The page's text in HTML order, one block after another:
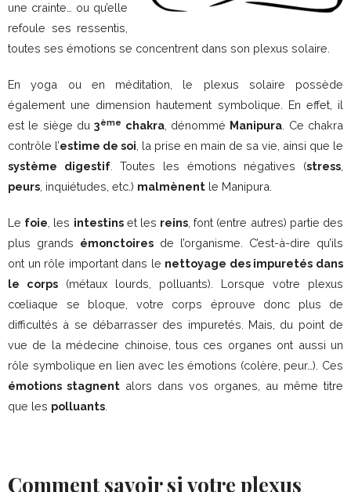
une crainte… ou qu’elle
refoule ses ressentis,
toutes ses émotions se concentrent dans son plexus solaire.
En yoga ou en méditation, le plexus solaire possède
également une dimension hautement symbolique. En effet, il
est le siège du3ème chakra, dénommé Manipura. Ce chakra
contrôle l’estime de soi, la prise en main de sa vie, ainsi que le
système digestif. Toutes les émotions négatives (stress,
peurs, inquiétudes, etc.) malmènent le Manipura.
Le foie, les intestinset les reins, font (entre autres) partie des
plus grands émonctoires de l’organisme. C’est-à-dire qu’ils
ont un rôle important dans le nettoyage des impuretés dans
le corps (métaux lourds, polluants). Lorsque votre plexus
cœliaque se bloque, votre corps éprouve donc plus de
difficultés à se débarrasser des impuretés. Mais, du point de
vue de la médecine chinoise, tous ces organes ont aussi un
rôle symbolique en lien avec les émotions (colère, peur…). Ces
émotions stagnent alors dans vos organes, au même titre
que les polluants.
Comment savoir si votre plexus